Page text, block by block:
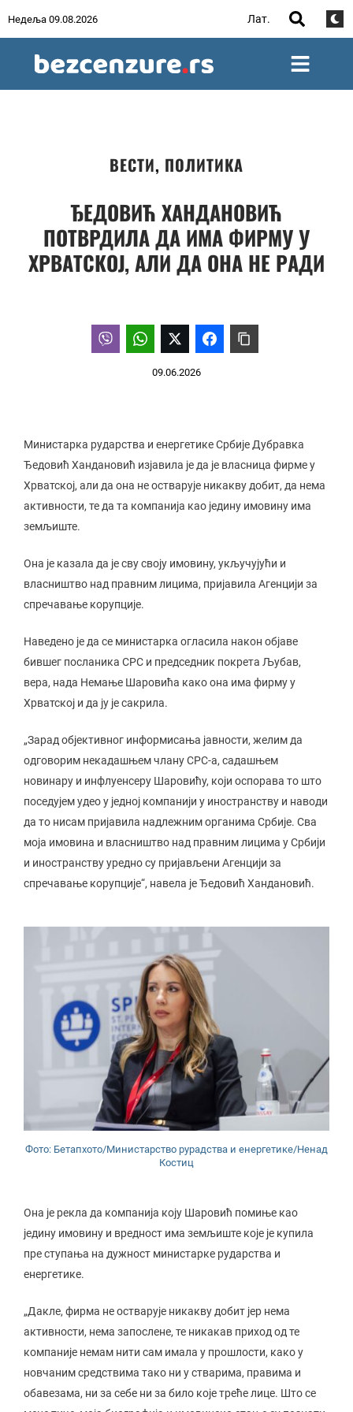
Недеља 09.08.2026 Лат.
ВЕСТИ, ПОЛИТИКА
ЂЕДОВИЋ ХАНДАНОВИЋ
ПОТВРДИЛА ДА ИМА ФИРМУ У
ХРВАТСКОЈ, АЛИ ДА ОНА НЕ РАДИ
09.06.2026
Министарка рударства и енергетике Србије Дубравка
Ђедовић Хандановић изјавила је да је власница фирме у
Хрватској, али да она не остварује никакву добит, да нема
активности, те да та компанија као једину имовину има
земљиште.
Она је казала да је сву своју имовину, укључујући и
власништво над правним лицима, пријавила Агенцији за
спречавање корупције.
Наведено је да се министарка огласила након објаве
бившег посланика СРС и председник покрета Љубав,
вера, нада Немање Шаровића како она има фирму у
Хрватској и да ју је сакрила.
„Зарад објективног информисања јавности, желим да
одговорим некадашњем члану СРС-а, садашњем
новинару и инфлуенсеру Шаровићу, који оспорава то што
поседујем удео у једној компанији у иностранству и наводи
да то нисам пријавила надлежним органима Србије. Сва
моја имовина и власништво над правним лицима у Србији
и иностранству уредно су пријављени Агенцији за
спречавање корупције“, навела је Ђедовић Хандановић.
Фото: Бетапхото/Министарство рурадства и енергетике/Ненад
Костиц
Она је рекла да компанија коју Шаровић помиње као
једину имовину и вредност има земљиште које је купила
пре ступања на дужност министарке рударства и
енергетике.
„Дакле, фирма не остварује никакву добит јер нема
активности, нема запослене, те никакав приход од те
компаније немам нити сам имала у прошлости, како у
новчаним средствима тако ни у стварима, правима и
обавезама, ни за себе ни за било које треће лице. Што се